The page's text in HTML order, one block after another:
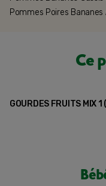
Pommes Poires Bananes
Ce
GOURDES FRUITS MIX